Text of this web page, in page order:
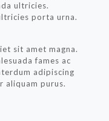
ultricies.
porta urna.
sit amet magna.
fames ac
adipiscing
aliquam purus.